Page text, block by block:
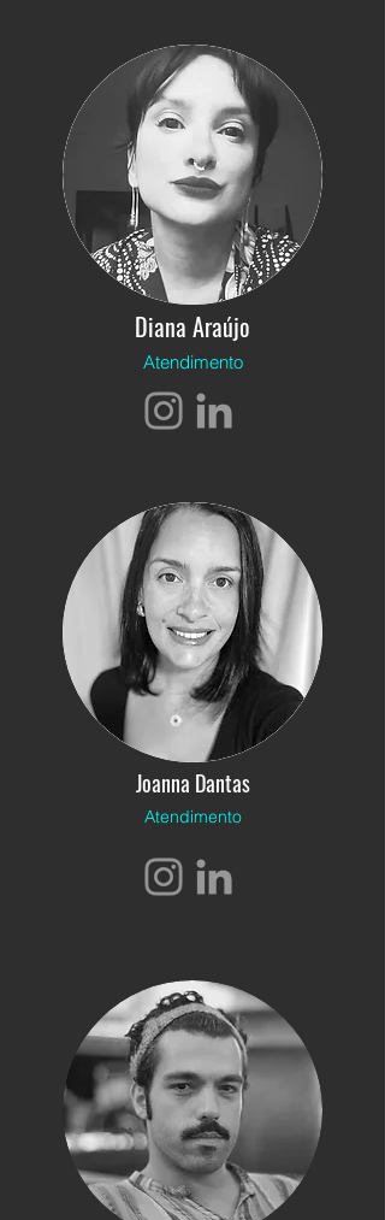
Diana Araújo
Atendimento
Joanna Dantas
Atendimento